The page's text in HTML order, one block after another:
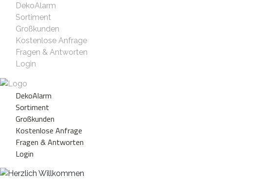
DekoAlarm
Sortiment
Großkunden
Kostenlose Anfrage
Fragen & Antworten
Login
DekoAlarm
Sortiment
Großkunden
Kostenlose Anfrage
Fragen & Antworten
Login